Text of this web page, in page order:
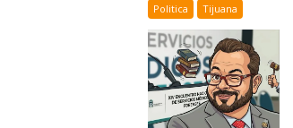
Politica Tijuana